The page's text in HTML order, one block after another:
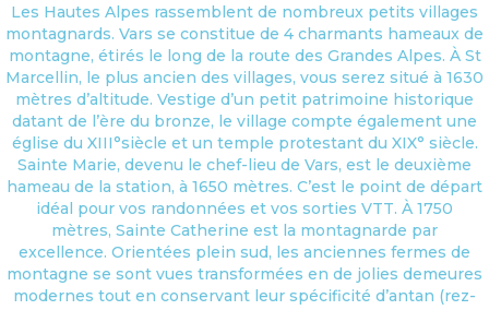
Les Hautes Alpes rassemblent de nombreux petits villages
montagnards. Vars se constitue de 4 charmants hameaux de
montagne, étirés le long de la route des Grandes Alpes. À St
Marcellin, le plus ancien des villages, vous serez situé à 1630
mètres d’altitude. Vestige d’un petit patrimoine historique
datant de l’ère du bronze, le village compte également une
église du XIII°siècle et un temple protestant du XIX° siècle.
Sainte Marie, devenu le chef-lieu de Vars, est le deuxième
hameau de la station, à 1650 mètres. C’est le point de départ
idéal pour vos randonnées et vos sorties VTT. À 1750
mètres, Sainte Catherine est la montagnarde par
excellence. Orientées plein sud, les anciennes fermes de
montagne se sont vues transformées en de jolies demeures
modernes tout en conservant leur spécificité d’antan (rez-